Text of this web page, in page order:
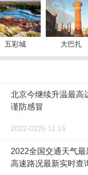
五彩城 大巴扎
北京今继续升温最
谨防感冒
2022-0225 11:15
2022全国交通天气最
高速路况最新实时查